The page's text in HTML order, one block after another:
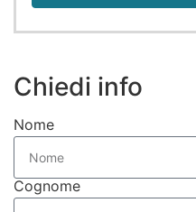
Chiedi info
Nome
Cognome